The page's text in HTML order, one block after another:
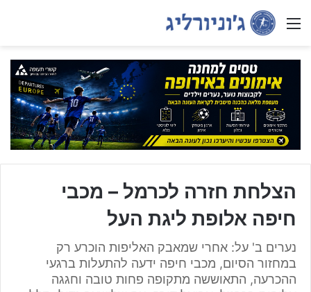
Menu
הצלחת חזרה לכרמל – מכבי
חיפה אלופת ליגת העל
נערים ב' על: אחרי שמאבק האליפות הוכרע רק
במחזור הסיום, מכבי חיפה ידעה להתעלות ברגעי
ההכרעה, התאוששה מתקופה פחות טובה וחגגה